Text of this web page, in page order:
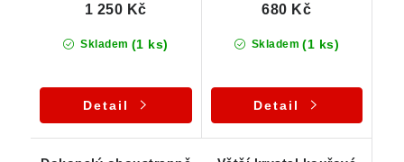
Skladem (1 ks)
1 250 Kč
Detail
Skladem (1 ks)
680 Kč
Detail